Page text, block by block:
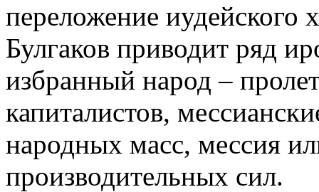
переложение
Булгаков приводит ряд
избранный народ –
капиталистов,
народных масс, мессия
производительных сил.